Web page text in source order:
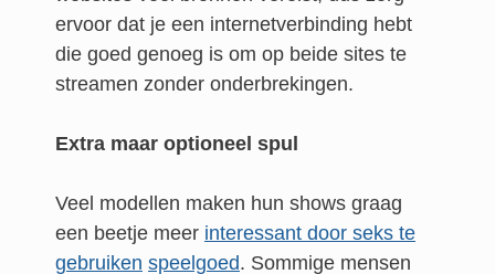
ervoor dat je een internetverbinding hebt
die goed genoeg is om op beide sites te
streamen zonder onderbrekingen.
Extra maar optioneel spul
Veel modellen maken hun shows graag
een beetje meer interessant door seks te
gebruiken speelgoed. Sommige mensen